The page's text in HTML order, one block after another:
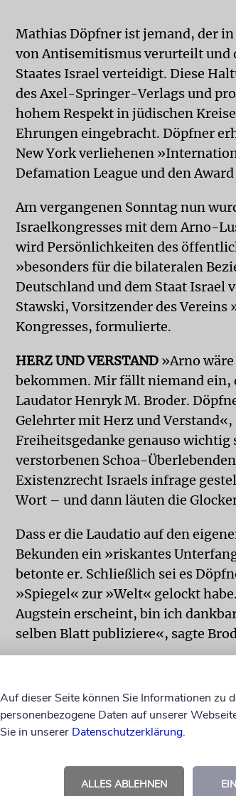
Mathias Döpfner ist jemand, der
von Antisemitismus verurteilt und
Staates Israel verteidigt. Diese
des Axel-Springer-Verlags und
hohem Respekt in jüdischen
Ehrungen eingebracht. Döpfner
New York verliehenen
Defamation League und den
Am vergangenen Sonntag nun
Israelkongresses mit dem Arno-
wird Persönlichkeiten des
»besonders für die bilateralen
Deutschland und dem Staat Israel
Stawski, Vorsitzender des
Kongresses, formulierte.
HERZ UND VERSTAND »Arno
bekommen. Mir fällt niemand ein,
Laudator Henryk M. Broder.
Gelehrter mit Herz und
Freiheitsgedanke genauso wichtig
verstorbenen Schoa-
Existenzrecht Israels infrage
Wort – und dann läuten die
Dass er die Laudatio auf den
Bekunden ein »riskantes
betonte er. Schließlich sei es
»Spiegel« zur »Welt« gelockt
Augstein erscheint, bin ich
selben Blatt publiziere«, sagte
habe. Den Ausspruch der
Terroristen seien das Ebenbild
schließlich habe sich der
an dem antisemitischen
Auf dieser Seite können Sie Informationen zu
personenbezogene Daten auf unserer
Sie in unserer Datenschutzerklärung.
ALLES ABLEHNEN